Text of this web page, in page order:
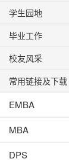
学生园地
毕业工作
校友风采
常用链接及下载
EMBA
MBA
DPS